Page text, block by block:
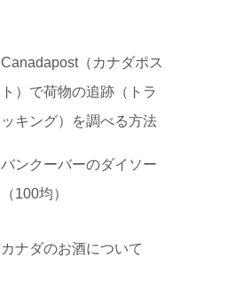
Canadapost（カナダポス
ト）で荷物の追跡（トラ
ッキング）を調べる方法
バンクーバーのダイソー
（100均）
カナダのお酒について